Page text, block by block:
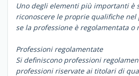
Uno degli elementi più importanti è
riconoscere le proprie qualifiche nel
se la professione è regolamentata o
Professioni regolamentate
Si definiscono professioni
professioni riservate ai titolari di